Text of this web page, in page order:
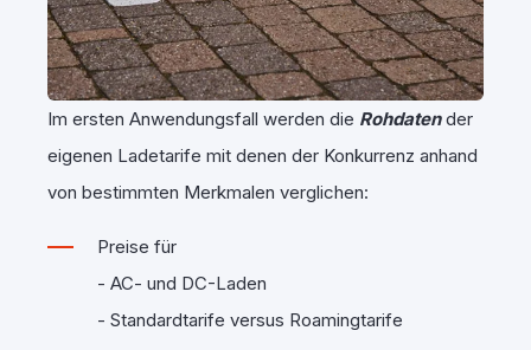
Im ersten Anwendungsfall werden die Rohdatender
eigenen Ladetarife mit denen der Konkurrenz anhand
von bestimmten Merkmalen verglichen:
Preise für
- AC- und DC-Laden
- Standardtarife versus Roamingtarife